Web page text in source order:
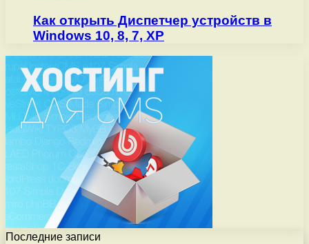
Как открыть Диспетчер устройств в
Windows 10, 8, 7, XP
Последние записи